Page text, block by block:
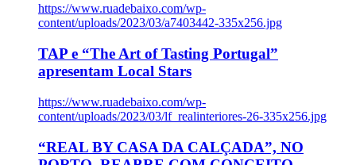
https://www.ruadebaixo.com/wp-
content/uploads/2023/03/a7403442-335x256.jpg
TAP e “The Art of Tasting Portugal”
apresentam Local Stars
https://www.ruadebaixo.com/wp-
content/uploads/2023/03/lf_realinteriores-26-335x256.jpg
“REAL BY CASA DA CALÇADA”, NO